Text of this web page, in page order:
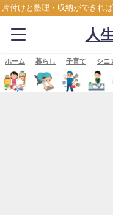
片付けと整理・収納ができれ
人
ホーム 暮らし 子育て シニ